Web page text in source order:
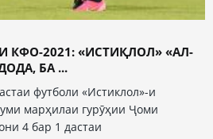
2021: «ИСТИҚЛОЛ» «АЛ-
БА ...
футболи «Истиклол»-и
марҳилаи гурӯҳии Ҷоми
4 бар 1 дастаи